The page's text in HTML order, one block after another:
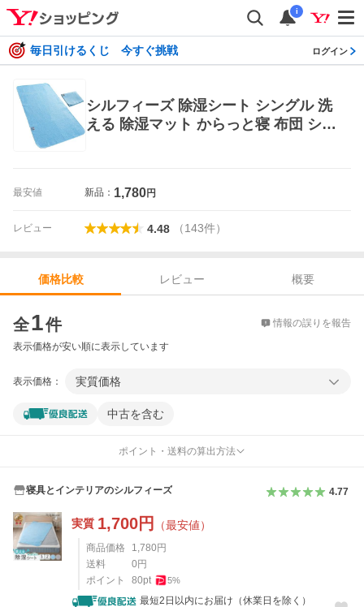
i
毎日引けるくじ 今すぐ挑戦 ログイン
シルフィーズ 除湿シート シングル 洗
える 除湿マット からっと寝 布団 シリ
最安値 新品： 1,780円
レビュー 4.48 （143件）
価格比較 レビュー
概要
全1件 情報の誤りを報告
表示価格が安い順に表示しています
表示価格： 実質価格
中古を含む
ポイント・送料の算出方法
寝具とインテリアのシルフィーズ 4.77
実質 1,700円 （最安値）
商品価格 1,780 円
送料
0 円
ポイント
80pt 5%
最短2日以内にお届け（休業日を除く）